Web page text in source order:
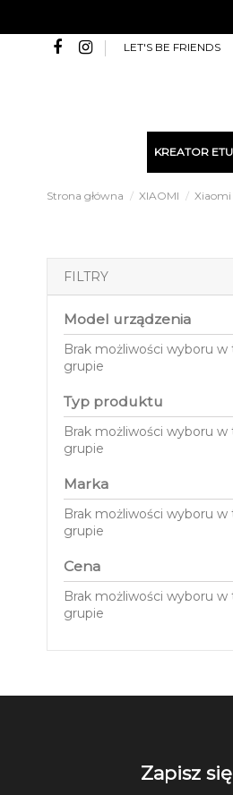
LET'S BE FRIENDS
KREATOR
Strona główna XIAOMI
FILTRY
Model urządzenia
Brak możliwości wyboru w
grupie
Typ produktu
Brak możliwości wyboru w
grupie
Marka
Brak możliwości wyboru w
grupie
Cena
Brak możliwości wyboru w
grupie
Zapisz